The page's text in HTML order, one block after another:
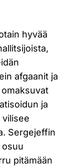
hyvää
afgaanit ja
ja
vilisee
Sergejeffin
pitämään